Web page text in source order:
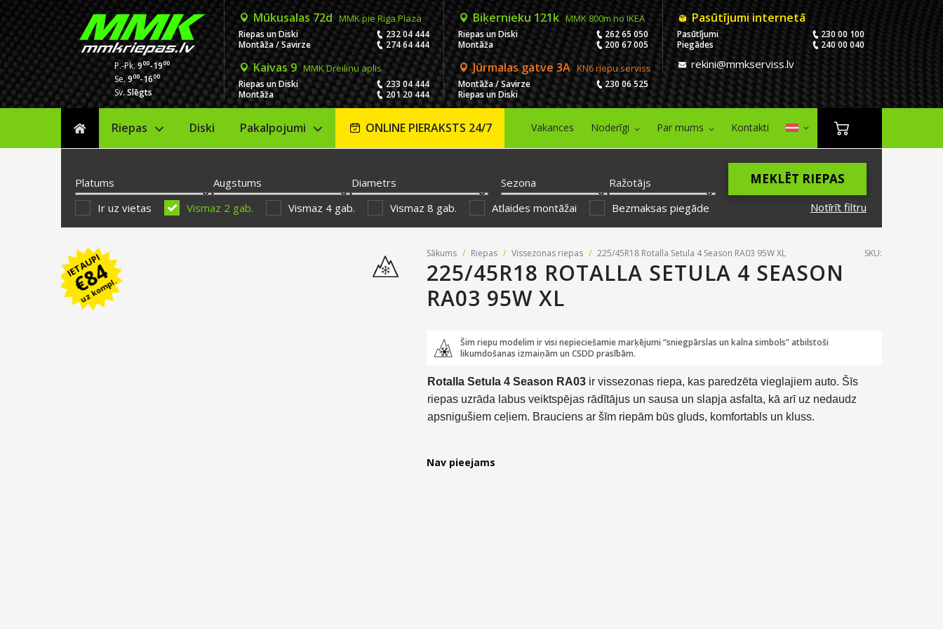
P.-Pk.900-1900
Se.900-1600
Sv.Slēgts
Mūkusalas 72d MMK pie Riga Plaza
Riepas un Diski
232 04 444
Montāža / Savirze
274 64 444
Biķernieku 121k MMK 800m no IKEA
Riepas un Diski
262 65 050
Montāža
200 67 005
Kaivas 9 MMK Dreiliņu aplis
Riepas un Diski
233 04 444
Montāža
201 20 444
Jūrmalas gatve 3A KN6 riepu serviss
Montāža / Savirze
230 06 525
Riepas un Diski
Pasūtījumi internetā
Pasūtījumi
230 00 100
Piegādes
240 00 040
rekini@mmkserviss.lv
Sākums
Riepas Diski Pakalpojumi ONLINE PIERAKSTS 24/7 Vakances Noderīgi Par mums Kontakti
Platums Augstums Diametrs Sezona
Ražotājs
Notīrīt filtru
MEKLĒT RIEPAS
Ir uz vietas Vismaz 2 gab. Vismaz 4 gab. Vismaz 8 gab. Atlaides montāžai Bezmaksas piegāde
IETAUPI
€
84
uz kompl.
Sākums / Riepas / Vissezonas riepas / 225/45R18 Rotalla Setula 4 Season RA03 95W XL SKU:
225/45R18 ROTALLA SETULA 4 SEASON
RA03 95W XL
Šim riepu modelim ir visi nepieciešamie marķējumi “sniegpārslas un kalna simbols” atbilstoši
likumdošanas izmaiņām un CSDD prasībām.
Rotalla Setula 4 Season RA03ir vissezonas riepa, kas paredzēta vieglajiem auto. Šīs
riepas uzrāda labus veiktspējas rādītājus un sausa un slapja asfalta, kā arī uz nedaudz
apsnigušiem ceļiem. Brauciens ar šīm riepām būs gluds, komfortabls un kluss.
Nav pieejams